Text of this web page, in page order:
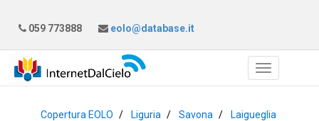
059 773888 eolo@database.it
Copertura EOLO Liguria Savona Laigueglia